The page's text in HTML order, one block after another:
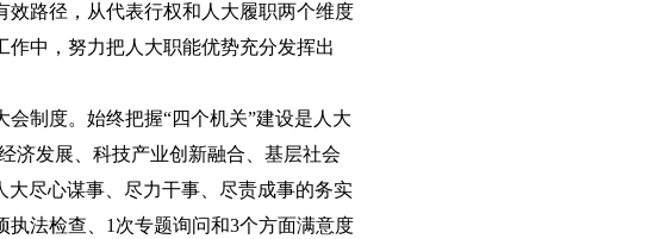
路径，从代表行权和人大履职两个维度
中，努力把人大职能优势充分发挥出
制度。始终把握“四个机关”建设是人大
济发展、科技产业创新融合、基层社会
大尽心谋事、尽力干事、尽责成事的务实
法检查、1次专题询问和3个方面满意度